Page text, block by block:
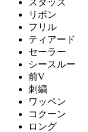
リボン
フリル
ティアード
セーラー
シースルー
前V
刺繍
ワッペン
コクーン
ロング